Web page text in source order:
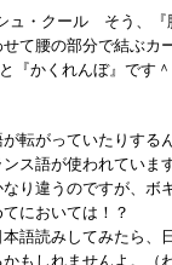
ュ・クール そう、『
て腰の部分で結ぶカ
『かくれんぼ』です＾
転がっていたりする
ス語が使われていま
り違うのですが、ボ
においては！？
語読みしてみたら、
もしれませんよ。（